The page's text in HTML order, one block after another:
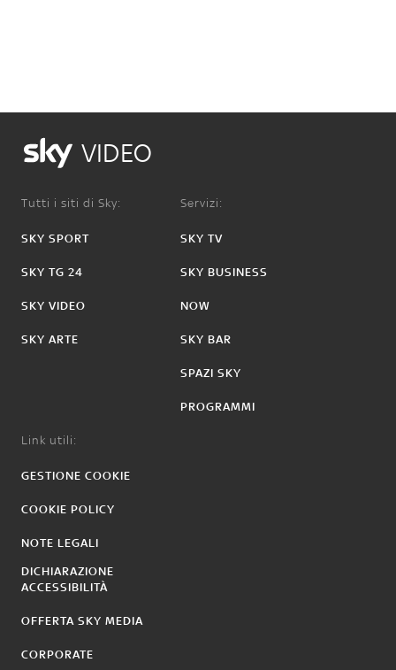
VIDEO
Tutti i siti di Sky:
SKY SPORT
SKY TG 24
SKY VIDEO
SKY ARTE
Servizi:
SKY TV
SKY BUSINESS
NOW
SKY BAR
SPAZI SKY
PROGRAMMI
Link utili:
GESTIONE COOKIE
COOKIE POLICY
NOTE LEGALI
DICHIARAZIONE
ACCESSIBILITÀ
OFFERTA SKY MEDIA
CORPORATE